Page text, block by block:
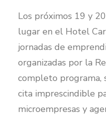
Los próximos 19 y
lugar en el Hotel
jornadas de
organizadas por la
completo programa,
cita imprescindible
microempresas y